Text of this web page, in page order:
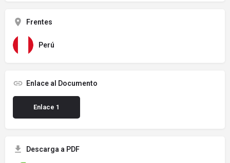
Frentes
Perú
Enlace al Documento
Enlace 1
Descarga a PDF